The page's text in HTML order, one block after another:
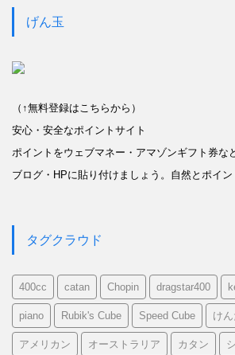
げん玉
（↑無料登録はこちらから）
安心・安全なポイントサイト
ポイントをウェブマネー・アマゾンギフト券な
ブログ・HPに貼り付けましょう。自然とポイン
タグクラウド
400cc catan Chopin dragstar400
piano Rubik's Cube Speed Cube けん
アメリカン オーストラリア カタン